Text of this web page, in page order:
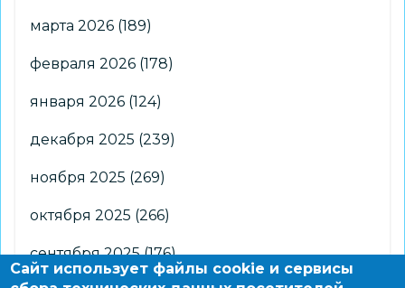
марта 2026 (189)
февраля 2026 (178)
января 2026 (124)
декабря 2025 (239)
ноября 2025 (269)
октября 2025 (266)
сентября 2025(176)
Сайт использует файлы cookie и сервисы